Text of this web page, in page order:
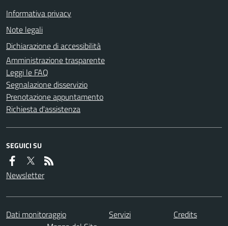
Informativa privacy
Note legali
Dichiarazione di accessibilità
Amministrazione trasparente
Leggi le FAQ
Segnalazione disservizio
Prenotazione appuntamento
Richiesta d'assistenza
SEGUICI SU
Newsletter
Dati monitoraggio Servizi
Credits